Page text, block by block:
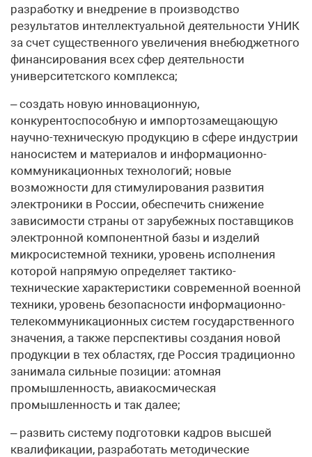
разработку и внедрение в производство
результатов интеллектуальной деятельности УНИК
за счет существенного увеличения внебюджетного
финансирования всех сфер деятельности
университетского комплекса;
– создать новую инновационную,
конкурентоспособную и импортозамещающую
научно-техническую продукцию в сфере индустрии
наносистем и материалов и информационно-
коммуникационных технологий; новые
возможности для стимулирования развития
электроники в России, обеспечить снижение
зависимости страны от зарубежных поставщиков
электронной компонентной базы и изделий
микросистемной техники, уровень исполнения
которой напрямую определяет тактико-
технические характеристики современной военной
техники, уровень безопасности информационно-
телекоммуникационных систем государственного
значения, а также перспективы создания новой
продукции в тех областях, где Россия традиционно
занимала сильные позиции: атомная
промышленность, авиакосмическая
промышленность и так далее;
– развить систему подготовки кадров высшей
квалификации, разработать методические